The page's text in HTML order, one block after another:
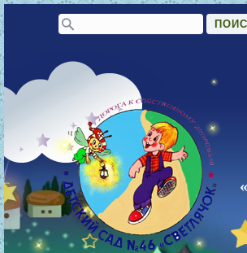
Форма поиска
Поиск